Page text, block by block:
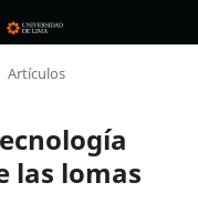
Artículos
las lomas